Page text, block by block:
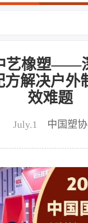
艺橡塑——
解决户外
效难题
July.1 中国塑协